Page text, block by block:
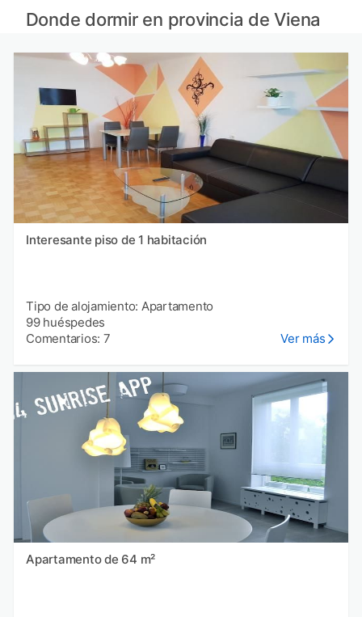
Apartamentos en Budapest
Apartamentos en Carintia
Donde dormir en provincia de Viena
Interesante piso de 1 habitación
Tipo de alojamiento: Apartamento
99 huéspedes
Comentarios: 7
Ver más
Apartamento de 64 m²